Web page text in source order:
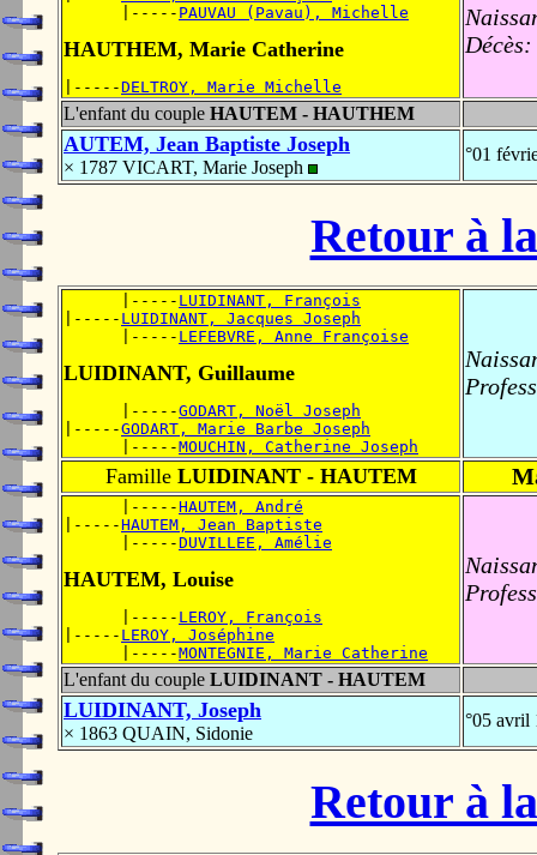
      |-----
PAUVAU (Pavau), Michelle
HAUTHEM, Marie Catherine
|-----DELTROY, Marie Michelle
Décès:
L'enfant du couple HAUTEM - HAUTHEM
AUTEM, Jean Baptiste Joseph
× 1787 VICART, Marie Joseph
°01
Retour à
      |-----
LUIDINANT, François
|----- LUIDINANT, Jacques Joseph
      |-----
LEFEBVRE, Anne Françoise
LUIDINANT, Guillaume
      |-----
GODART, Noël Joseph
|-----GODART, Marie Barbe Joseph
      |-----
MOUCHIN, Catherine Joseph
FamilleLUIDINANT - HAUTEM
      |-----
HAUTEM, André
|-----HAUTEM, Jean Baptiste
      |-----
DUVILLEE, Amélie
HAUTEM, Louise
      |-----
LEROY, François
|----- LEROY, Joséphine
      |-----
MONTEGNIE, Marie Catherine
L'enfant du couple LUIDINANT - HAUTEM
LUIDINANT, Joseph
× 1863 QUAIN, Sidonie
°05
Retour à